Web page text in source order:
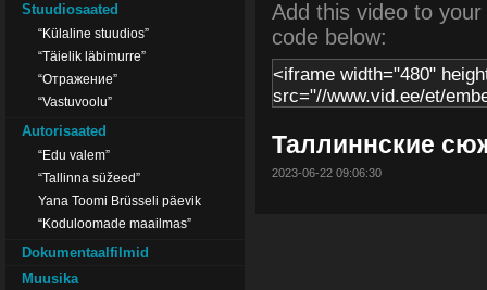
Stuudiosaated
“Külaline stuudios”
“Täielik läbimurre”
“Отражение”
“Vastuvoolu”
Autorisaated
“Edu valem”
“Tallinna süžeed”
Yana Toomi Brüsseli päevik
“Koduloomade maailmas”
Dokumentaalfilmid
Muusika
Add this video to
code below:
Таллиннские
2023-06-22 09:06:30